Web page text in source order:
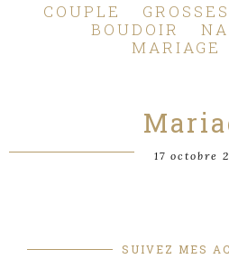
COUPLE
BOUDOIR
MARIAGE
17 octobre
SUIVEZ MES